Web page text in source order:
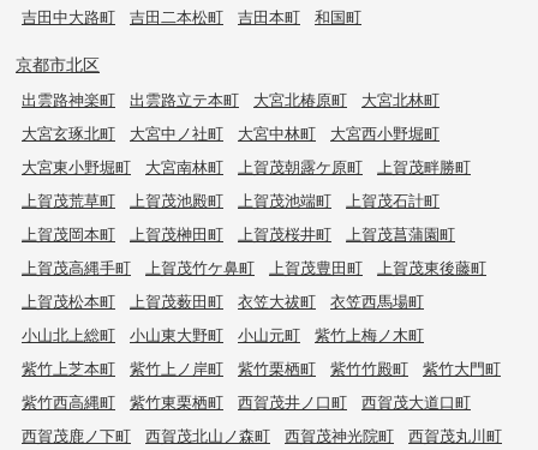
吉田中大路町
吉田二本松町 吉田本町 和国町
京都市北区
出雲路神楽町 出雲路立テ本町 大宮北椿原町
大宮北林町
大宮玄琢北町
大宮中ノ社町 大宮中林町
大宮西小野堀町
大宮東小野堀町
大宮南林町 上賀茂朝露ケ原町
上賀茂畔勝町
上賀茂荒草町
上賀茂池殿町 上賀茂池端町
上賀茂石計町
上賀茂岡本町
上賀茂榊田町 上賀茂桜井町
上賀茂菖蒲園町
上賀茂高縄手町
上賀茂竹ケ鼻町 上賀茂豊田町
上賀茂東後藤町
上賀茂松本町
上賀茂薮田町 衣笠大祓町
衣笠西馬場町
小山北上総町
小山東大野町 小山元町
紫竹上梅ノ木町
紫竹上芝本町
紫竹上ノ岸町 紫竹栗栖町 紫竹竹殿町
紫竹大門町
紫竹西高縄町
紫竹東栗栖町 西賀茂井ノ口町
西賀茂大道口町
西賀茂鹿ノ下町
西賀茂北山ノ森町 西賀茂神光院町
西賀茂丸川町